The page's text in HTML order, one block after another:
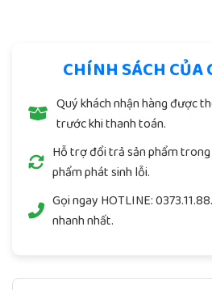
CHÍNH SÁCH CỦA
Quý khách nhận hàng được
trước khi thanh toán.
Hỗ trợ đổi trả sản phẩm
phẩm phát sinh lỗi.
Gọi ngay HOTLINE:
nhanh nhất.